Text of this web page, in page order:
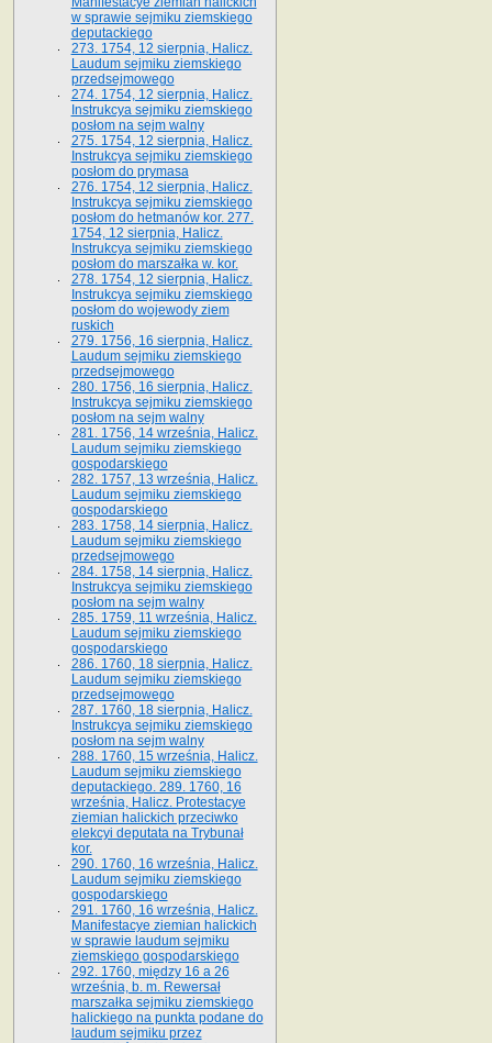
w sprawie sejmiku ziemskiego
deputackiego
273. 1754, 12 sierpnia, Halicz.
Laudum sejmiku ziemskiego
przedsejmowego
274. 1754, 12 sierpnia, Halicz.
Instrukcya sejmiku ziemskiego
posłom na sejm walny
275. 1754, 12 sierpnia, Halicz.
Instrukcya sejmiku ziemskiego
posłom do prymasa
276. 1754, 12 sierpnia, Halicz.
Instrukcya sejmiku ziemskiego
posłom do hetmanów kor. 277.
1754, 12 sierpnia, Halicz.
Instrukcya sejmiku ziemskiego
posłom do marszałka w. kor.
278. 1754, 12 sierpnia, Halicz.
Instrukcya sejmiku ziemskiego
posłom do wojewody ziem
ruskich
279. 1756, 16 sierpnia, Halicz.
Laudum sejmiku ziemskiego
przedsejmowego
280. 1756, 16 sierpnia, Halicz.
Instrukcya sejmiku ziemskiego
posłom na sejm walny
281. 1756, 14 września, Halicz.
Laudum sejmiku ziemskiego
gospodarskiego
282. 1757, 13 września, Halicz.
Laudum sejmiku ziemskiego
gospodarskiego
283. 1758, 14 sierpnia, Halicz.
Laudum sejmiku ziemskiego
przedsejmowego
284. 1758, 14 sierpnia, Halicz.
Instrukcya sejmiku ziemskiego
posłom na sejm walny
285. 1759, 11 września, Halicz.
Laudum sejmiku ziemskiego
gospodarskiego
286. 1760, 18 sierpnia, Halicz.
Laudum sejmiku ziemskiego
przedsejmowego
287. 1760, 18 sierpnia, Halicz.
Instrukcya sejmiku ziemskiego
posłom na sejm walny
288. 1760, 15 września, Halicz.
Laudum sejmiku ziemskiego
deputackiego. 289. 1760, 16
września, Halicz. Protestacye
ziemian halickich przeciwko
elekcyi deputata na Trybunał
kor.
290. 1760, 16 września, Halicz.
Laudum sejmiku ziemskiego
gospodarskiego
291. 1760, 16 września, Halicz.
Manifestacye ziemian halickich
w sprawie laudum sejmiku
ziemskiego gospodarskiego
292. 1760, między 16 a 26
września, b. m. Rewersał
marszałka sejmiku ziemskiego
halickiego na punkta podane do
laudum sejmiku przez